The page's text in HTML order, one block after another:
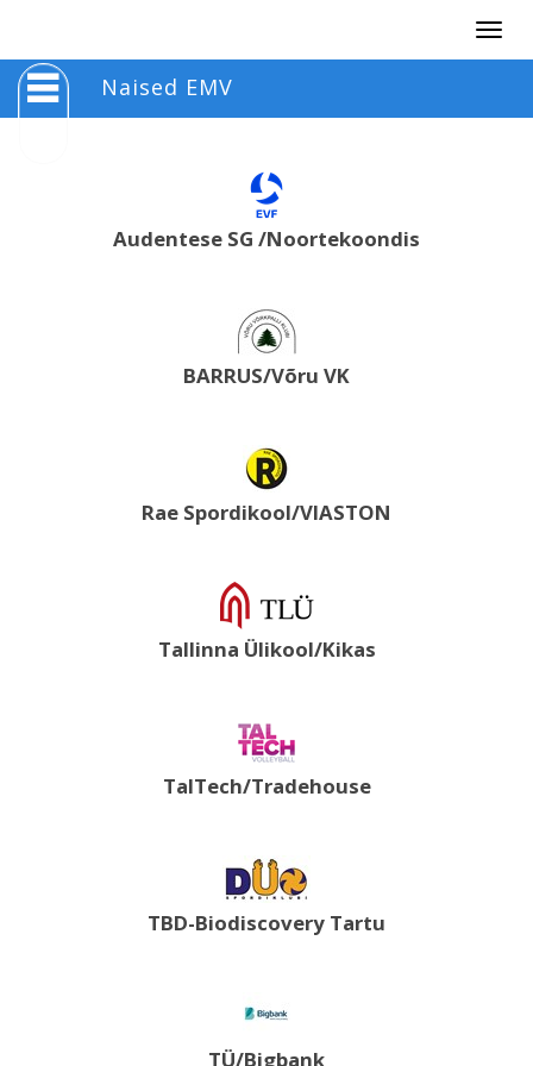
Naised EMV
Audentese SG /Noortekoondis
BARRUS/Võru VK
Rae Spordikool/VIASTON
Tallinna Ülikool/Kikas
TalTech/Tradehouse
TBD-Biodiscovery Tartu
TÜ/Bigbank